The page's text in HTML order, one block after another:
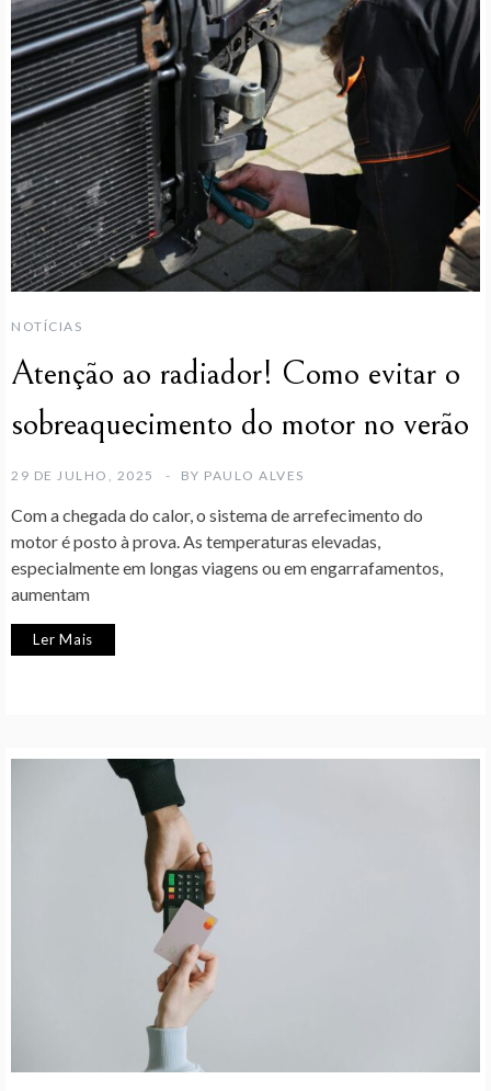
NOTÍCIAS
Atenção ao radiador! Como evitar o
sobreaquecimento do motor no verão
29 DE JULHO, 2025 BY PAULO ALVES
Com a chegada do calor, o sistema de arrefecimento do
motor é posto à prova. As temperaturas elevadas,
especialmente em longas viagens ou em engarrafamentos,
aumentam
Ler Mais